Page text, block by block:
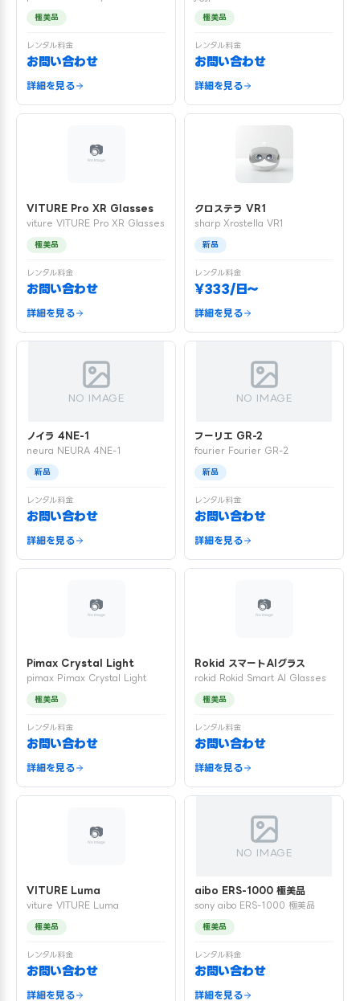
極美品
レンタル料金
お問い合わせ
詳細を見る
極美品
レンタル料金
お問い合わせ
詳細を見る
VITURE Pro XR Glasses
viture VITURE Pro XR Glasses
極美品
レンタル料金
お問い合わせ
詳細を見る
クロステラ VR1
sharp Xrostella VR1
新品
レンタル料金
¥333/日〜
詳細を見る
NO IMAGE
ノイラ 4NE-1
neura NEURA 4NE-1
新品
レンタル料金
お問い合わせ
詳細を見る
NO IMAGE
フーリエ GR-2
fourier Fourier GR-2
新品
レンタル料金
お問い合わせ
詳細を見る
Pimax Crystal Light
pimax Pimax Crystal Light
極美品
レンタル料金
お問い合わせ
詳細を見る
Rokid スマートAIグラス
rokid Rokid Smart AI Glasses
極美品
レンタル料金
お問い合わせ
詳細を見る
VITURE Luma
viture VITURE Luma
極美品
レンタル料金
お問い合わせ
詳細を見る
NO IMAGE
aibo ERS-1000 極美品
sony aibo ERS-1000 極美品
極美品
レンタル料金
お問い合わせ
詳細を見る